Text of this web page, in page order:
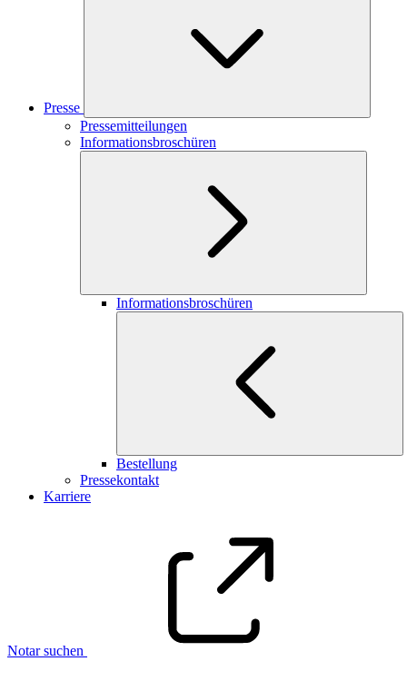
Presse
Pressemitteilungen
Informationsbroschüren
Informationsbroschüren
Bestellung
Pressekontakt
Karriere
Notar suchen